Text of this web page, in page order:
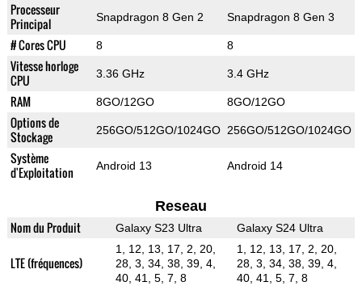
Processeur
Principal
Snapdragon 8 Gen 2 Snapdragon 8 Gen 3
# Cores CPU 8 8
Vitesse horloge
CPU
3.36 GHz 3.4 GHz
RAM 8GO/12GO 8GO/12GO
Options de
Stockage
256GO/512GO/1024GO 256GO/512GO/1024GO
Système
d'Exploitation
Android 13 Android 14
Reseau
Nom du Produit Galaxy S23 Ultra Galaxy S24 Ultra
LTE (fréquences)
1, 12, 13, 17, 2, 20,
28, 3, 34, 38, 39, 4,
40, 41, 5, 7, 8
1, 12, 13, 17, 2, 20,
28, 3, 34, 38, 39, 4,
40, 41, 5, 7, 8